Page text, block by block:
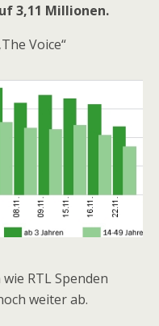
3,11 Millionen.
Voice“
RTL Spenden
weiter ab.